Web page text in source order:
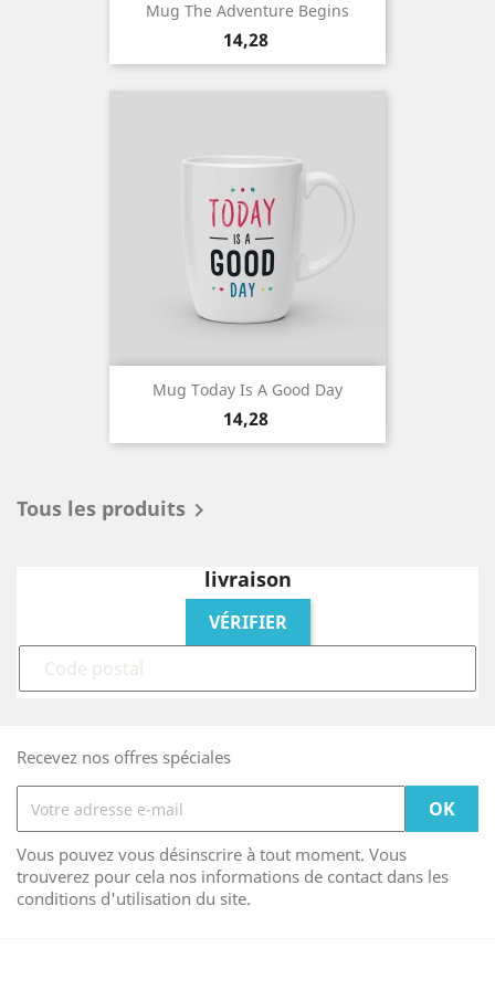
Mug The Adventure Begins
Prix
14,28
Mug Today Is A Good Day
Prix
14,28
Tous les produits 
livraison
Recevez nos offres spéciales
Vous pouvez vous désinscrire à tout moment. Vous
trouverez pour cela nos informations de contact dans les
conditions d'utilisation du site.